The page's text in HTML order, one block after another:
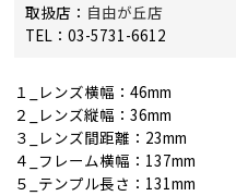
取扱店： 自由が丘店
TEL：03-5731-6612
１_レンズ横幅：46mm
２_レンズ縦幅：36mm
３_レンズ間距離：23mm
４_フレーム横幅：137mm
５_テンプル長さ：131mm